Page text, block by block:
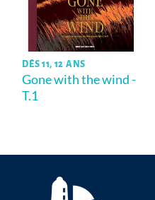
DÈS 11, 12 ANS
Gone with the wind -
T.1